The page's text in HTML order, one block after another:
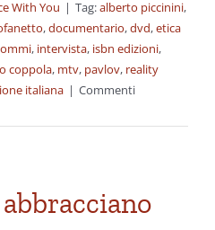
With You | Tag:alberto piccinini,
,documentario,dvd,etica
, intervista, isbn edizioni,
coppola, mtv, pavlov, reality
italiana | Commenti